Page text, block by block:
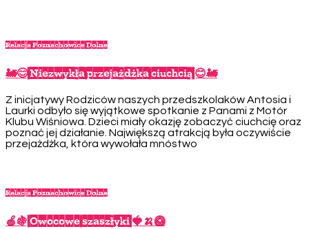
Relacja Poznachowice Dolne
🚂😊 Niezwykła przejażdżka ciuchcią 😊🚂
Z inicjatywy Rodziców naszych przedszkolaków Antosia i
Laurki odbyło się wyjątkowe spotkanie z Panami z Motór
Klubu Wiśniowa. Dzieci miały okazję zobaczyć ciuchcię oraz
poznać jej działanie. Największą atrakcją była oczywiście
przejażdżka, która wywołała mnóstwo
Relacja Poznachowice Dolne
🍎🍇 Owocowe szaszłyki 🍓🍌🥝